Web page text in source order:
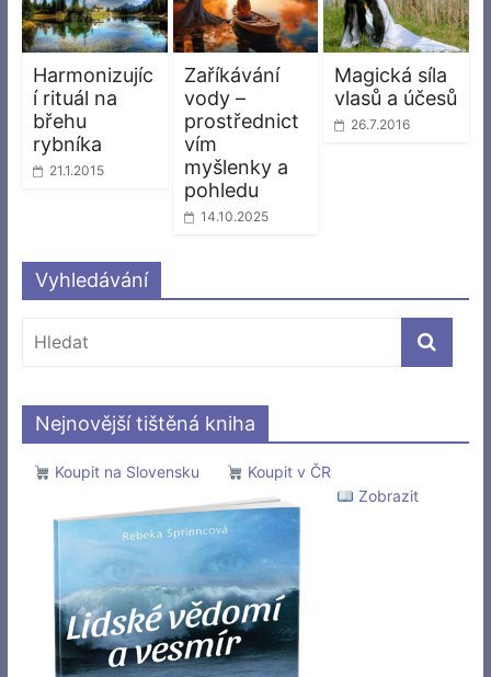
Harmonizujíc
í rituál na
břehu
rybníka
21.1.2015
Zaříkávání
vody –
prostřednict
vím
myšlenky a
pohledu
14.10.2025
Magická síla
vlasů a účesů
26.7.2016
Vyhledávání
Nejnovější tištěná kniha
Koupit na Slovensku
Koupit v ČR
Zobrazit